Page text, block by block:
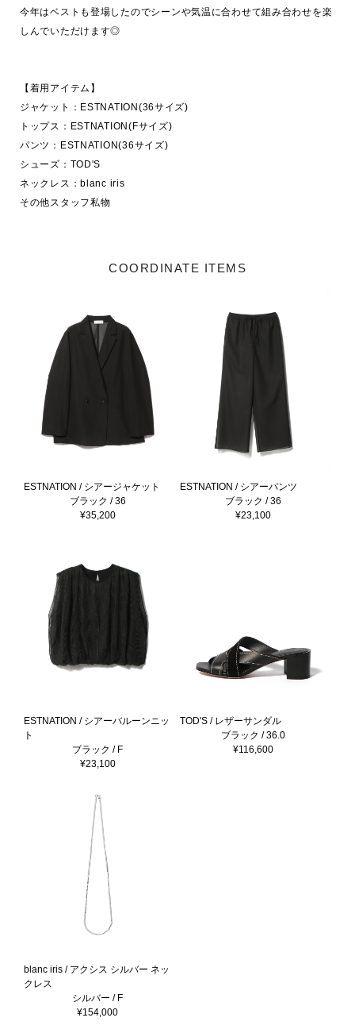
今年はベストも登場したのでシーンや気温に合わせて組み合わせを楽
しんでいただけます◎
【着用アイテム】
ジャケット：ESTNATION(36サイズ)
トップス：ESTNATION(Fサイズ)
パンツ：ESTNATION(36サイズ)
シューズ：TOD'S
ネックレス：blanc iris
その他スタッフ私物
COORDINATE ITEMS
ESTNATION / シアージャケット
ブラック / 36
¥35,200
ESTNATION / シアーパンツ
ブラック / 36
¥23,100
ESTNATION / シアーバルーンニッ
ト
ブラック / F
¥23,100
TOD'S / レザーサンダル
ブラック / 36.0
¥116,600
blanc iris / アクシス シルバー ネッ
クレス
シルバー / F
¥154,000